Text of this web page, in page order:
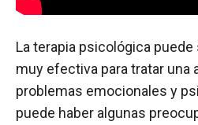
La terapia psicológica
muy efectiva para tratar una
problemas emocionales y
puede haber algunas